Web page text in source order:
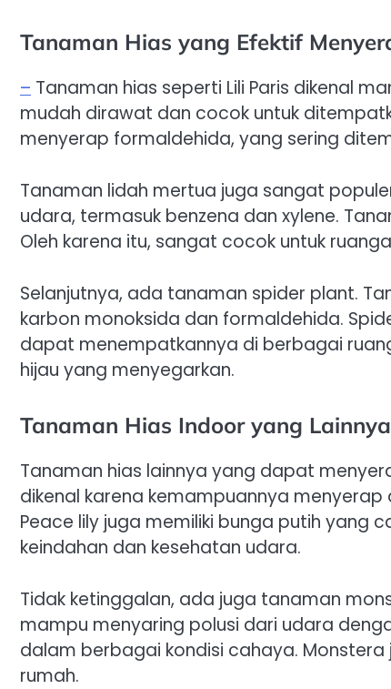
Tanaman Hias yang Efektif
– Tanaman hias seperti Lili Paris dikenal
mudah dirawat dan cocok untuk
menyerap formaldehida, yang sering
Tanaman lidah mertua juga sangat
udara, termasuk benzena dan xylene.
Oleh karena itu, sangat cocok untuk
Selanjutnya, ada tanaman spider plant.
karbon monoksida dan formaldehida.
dapat menempatkannya di berbagai
hijau yang menyegarkan.
Tanaman Hias Indoor yang Lainnya
Tanaman hias lainnya yang dapat
dikenal karena kemampuannya
Peace lily juga memiliki bunga putih yang
keindahan dan kesehatan udara.
Tidak ketinggalan, ada juga tanaman
mampu menyaring polusi dari udara
dalam berbagai kondisi cahaya.
rumah.